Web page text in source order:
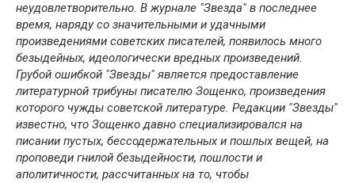
неудовлетворительно. В журнале "Звезда" в последнее
время, наряду со значительными и удачными
произведениями советских писателей, появилось много
безыдейных, идеологически вредных произведений.
Грубой ошибкой "Звезды" является предоставление
литературной трибуны писателю Зощенко, произведения
которого чужды советской литературе. Редакции "Звезды"
известно, что Зощенко давно специализировался на
писании пустых, бессодержательных и пошлых вещей, на
проповеди гнилой безыдейности, пошлости и
аполитичности, рассчитанных на то, чтобы